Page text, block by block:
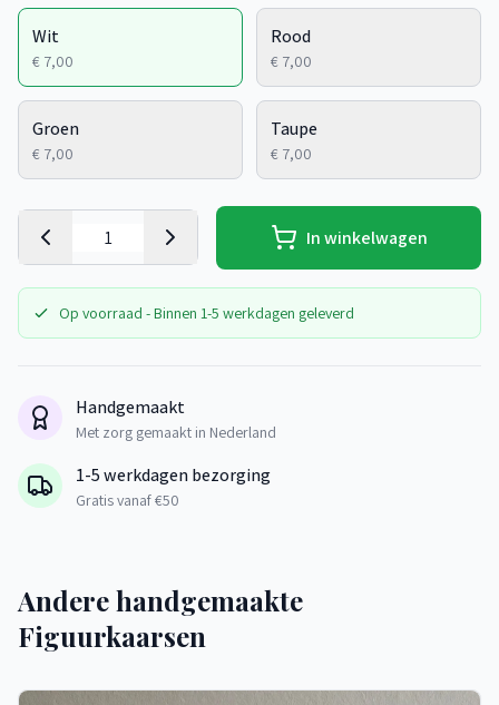
Wit
€ 7,00
Rood
€ 7,00
Groen
€ 7,00
Taupe
€ 7,00
In winkelwagen
Op voorraad - Binnen 1-5 werkdagen geleverd
Handgemaakt
Met zorg gemaakt in Nederland
1-5 werkdagen bezorging
Gratis vanaf €50
Andere handgemaakte
Figuurkaarsen